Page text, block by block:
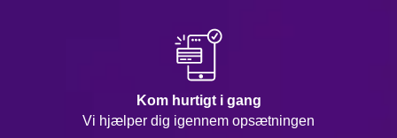
Kom hurtigt i gang
Vi hjælper dig igennem opsætningen